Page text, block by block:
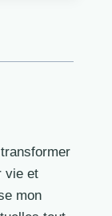
vie et
mon